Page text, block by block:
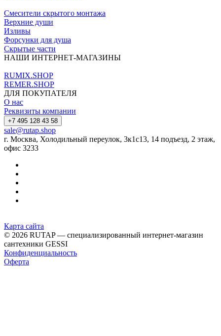
Смесители скрытого монтажа
Верхние души
Изливы
Форсунки для душа
Скрытые части
НАШИ ИНТЕРНЕТ-МАГАЗИНЫ
RUMIX.SHOP
REMER.SHOP
ДЛЯ ПОКУПАТЕЛЯ
О нас
Реквизиты компании
+7 495 128 43 58
sale@rutap.shop
г. Москва, Холодильный переулок, 3к1с13, 14 подъезд, 2 этаж,
офис 3233
Карта сайта
© 2026 RUTAP — специализированный интернет-магазин
сантехники GESSI
Конфиденциальность
Оферта